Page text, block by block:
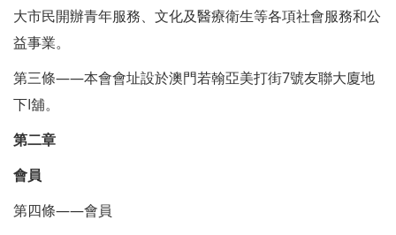
大市民開辦青年服務、文化及醫療衛生等各項社會服務和公
益事業。
第三條——本會會址設於澳門若翰亞美打街7號友聯大廈地
下I舖。
第二章
會員
第四條——會員